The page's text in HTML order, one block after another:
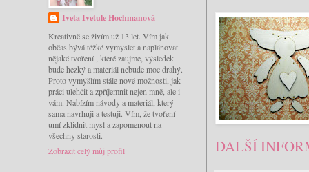
DALŠÍ
Iveta Ivetule Hochmanová
Kreativně se živím už 13 let. Vím jak
občas bývá těžké vymyslet a naplánovat
nějaké tvoření , které zaujme, výsledek
bude hezký a materiál nebude moc drahý.
Proto vymýšlím stále nové možnosti, jak
práci ulehčit a zpříjemnit nejen mně, ale i
vám. Nabízím návody a materiál, který
sama navrhuji a testuji. Vím, že tvoření
umí zklidnit mysl a zapomenout na
všechny starosti.
Zobrazit celý můj profil